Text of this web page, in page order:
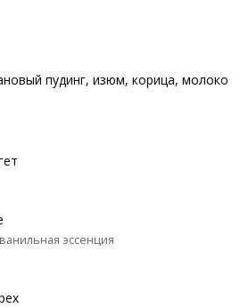
пудинг, изюм, корица, молоко
эссенция